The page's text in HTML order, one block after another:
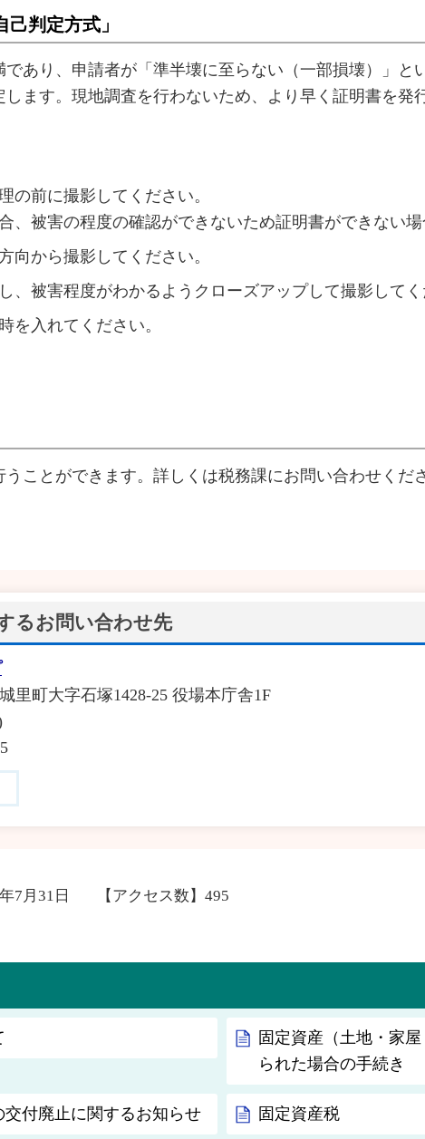
判定方式」
あり、申請者が「準半壊に至らない（一部損壊）」と
ます。現地調査を行わないため、より早く証明書を発
の前に撮影してください。
、被害の程度の確認ができないため証明書ができない
向から撮影してください。
、被害程度がわかるようクローズアップして撮影して
を入れてください。
ことができます。詳しくは税務課にお問い合わせくだ
るお問い合わせ先
里町大字石塚1428-25 役場本庁舎1F
7月31日 【アクセス数】 495
固定資産（土地・家
られた場合の手続き
付廃止に関するお知らせ 固定資産税